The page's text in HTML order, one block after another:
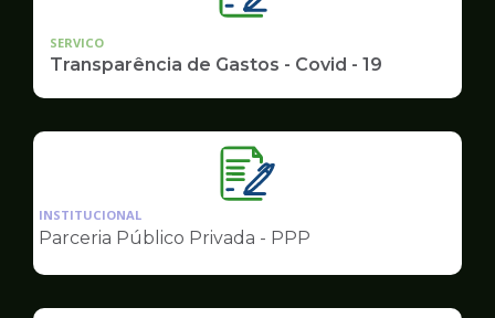
SERVICO
Transparência de Gastos - Covid - 19
Ilustração
da
pagina
Governo
INSTITUCIONAL
Parceria Público Privada - PPP